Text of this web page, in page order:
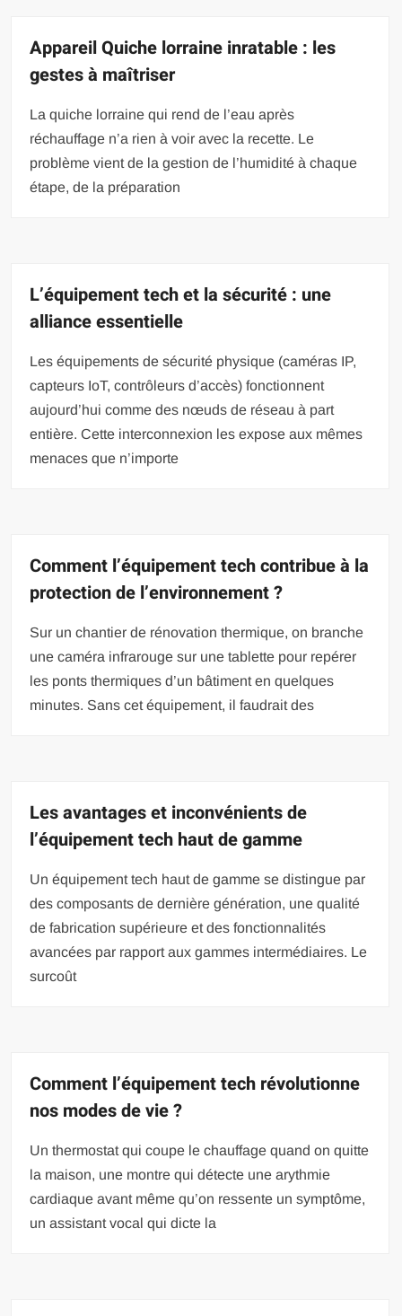
Appareil Quiche lorraine inratable : les
gestes à maîtriser
La quiche lorraine qui rend de l’eau après
réchauffage n’a rien à voir avec la recette. Le
problème vient de la gestion de l’humidité à chaque
étape, de la préparation
L’équipement tech et la sécurité : une
alliance essentielle
Les équipements de sécurité physique (caméras IP,
capteurs IoT, contrôleurs d’accès) fonctionnent
aujourd’hui comme des nœuds de réseau à part
entière. Cette interconnexion les expose aux mêmes
menaces que n’importe
Comment l’équipement tech contribue à la
protection de l’environnement ?
Sur un chantier de rénovation thermique, on branche
une caméra infrarouge sur une tablette pour repérer
les ponts thermiques d’un bâtiment en quelques
minutes. Sans cet équipement, il faudrait des
Les avantages et inconvénients de
l’équipement tech haut de gamme
Un équipement tech haut de gamme se distingue par
des composants de dernière génération, une qualité
de fabrication supérieure et des fonctionnalités
avancées par rapport aux gammes intermédiaires. Le
surcoût
Comment l’équipement tech révolutionne
nos modes de vie ?
Un thermostat qui coupe le chauffage quand on quitte
la maison, une montre qui détecte une arythmie
cardiaque avant même qu’on ressente un symptôme,
un assistant vocal qui dicte la